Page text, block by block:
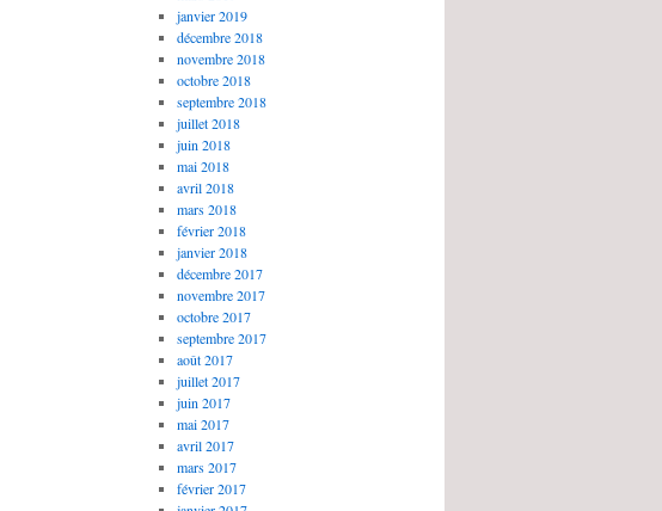
janvier 2019
décembre 2018
novembre 2018
octobre 2018
septembre 2018
juillet 2018
juin 2018
mai 2018
avril 2018
mars 2018
février 2018
janvier 2018
décembre 2017
novembre 2017
octobre 2017
septembre 2017
août 2017
juillet 2017
juin 2017
mai 2017
avril 2017
mars 2017
février 2017